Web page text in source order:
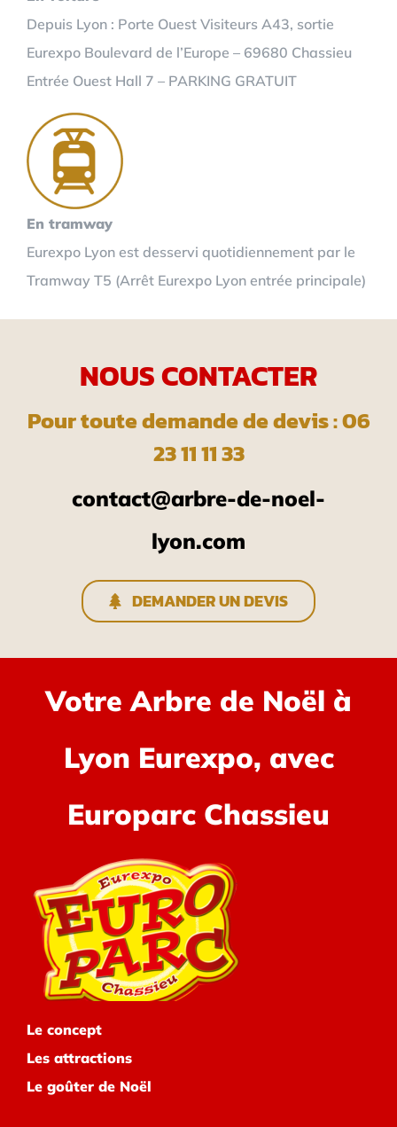
Depuis Lyon : Porte Ouest Visiteurs A43, sortie
Eurexpo Boulevard de l’Europe – 69680 Chassieu
Entrée Ouest Hall 7 – PARKING GRATUIT
En tramway
Eurexpo Lyon est desservi quotidiennement par le
Tramway T5 (Arrêt Eurexpo Lyon entrée principale)
NOUS CONTACTER
Pour toute demande de devis : 06
23 11 11 33
contact@arbre-de-noel-
lyon.com
DEMANDER UN DEVIS
Votre Arbre de Noël à
Lyon Eurexpo, avec
Europarc Chassieu
Le concept
Les attractions
Le goûter de Noël